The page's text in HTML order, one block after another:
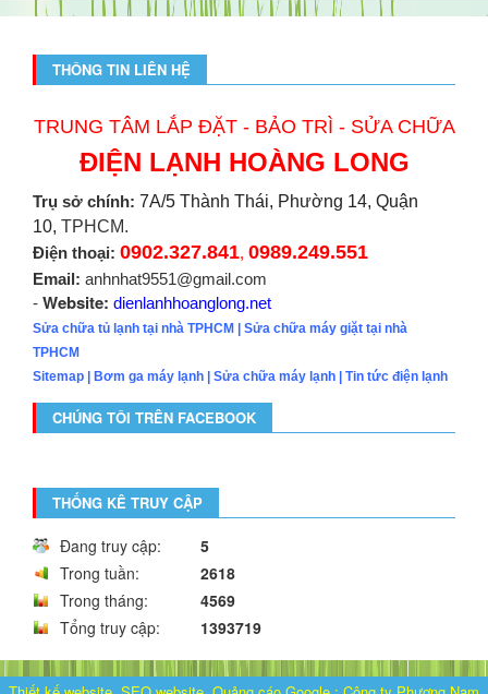
THÔNG TIN LIÊN HỆ
TRUNG TÂM LẮP ĐẶT - BẢO TRÌ - SỬA CHỮA
ĐIỆN LẠNH HOÀNG LONG
Trụ sở chính: 7A/5 Thành Thái, Phường 14, Quận
10, TPHCM.
Điện thoại: 0902.327.841, 0989.249.551
Email: anhnhat9551@gmail.com
- Website: dienlanhhoanglong.net
Sửa chữa tủ lạnh tại nhà TPHCM
Sửa chữa máy giặt tại nhà
TPHCM
Sitemap
Bơm ga máy lạnh Sửa chữa máy lạnh Tin tức điện lạnh
CHÚNG TÔI TRÊN FACEBOOK
THỐNG KÊ TRUY CẬP
Đang truy cập:
5
Trong tuần:
2618
Trong tháng:
4569
Tổng truy cập:
1393719